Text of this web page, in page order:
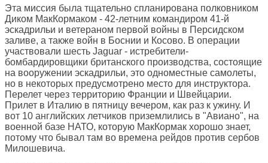
Эта миссия была тщательно спланирована полковником
Диком МакКормаком - 42-летним командиром 41-й
эскадрильи и ветераном первой войны в Персидском
заливе, а также войн в Боснии и Косово. В операции
участвовали шесть Jaguar - истребители-
бомбардировщики британского производства, состоящие
на вооружении эскадрильи, это одноместные самолеты,
но в некоторых предусмотрено место для инструктора.
Перелет через территорию Франции и Швейцарии.
Прилет в Италию в пятницу вечером, как раз к ужину. И
вот 10 английских летчиков приземлились в "Авиано", на
военной базе НАТО, которую МакКормак хорошо знает,
потому что бывал там во времена рейдов против сербов
Милошевича.